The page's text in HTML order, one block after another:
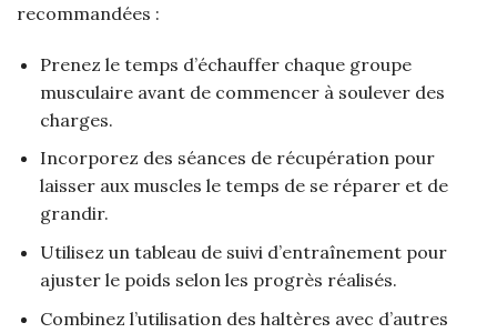
recommandées :
Prenez le temps d’échauffer chaque groupe
musculaire avant de commencer à soulever des
charges.
Incorporez des séances de récupération pour
laisser aux muscles le temps de se réparer et de
grandir.
Utilisez un tableau de suivi d’entraînement pour
ajuster le poids selon les progrès réalisés.
Combinez l’utilisation des haltères avec d’autres